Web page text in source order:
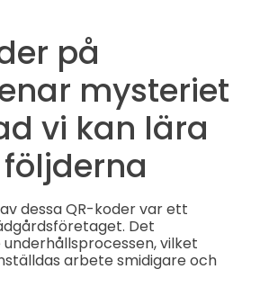
på
mysteriet
vi kan lära
dessa QR-koder var ett
Det
vilket
arbete smidigare och